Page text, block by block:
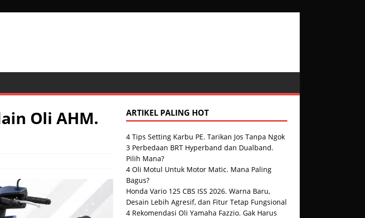
Oli AHM.
ARTIKEL PALING HOT
4 Tips Setting Karbu PE. Tarikan Jos Tanpa Ngok
3 Perbedaan BRT Hyperband dan Dualband.
Pilih Mana?
4 Oli Motul Untuk Motor Matic. Mana Paling
Bagus?
Honda Vario 125 CBS ISS 2026. Warna Baru,
Desain Lebih Agresif, dan Fitur Tetap Fungsional
4 Rekomendasi Oli Yamaha Fazzio. Gak Harus